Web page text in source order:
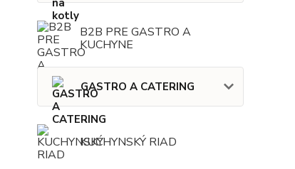
B2B PRE GASTRO A
KUCHYNE
GASTRO A CATERING
KUCHYNSKÝ RIAD